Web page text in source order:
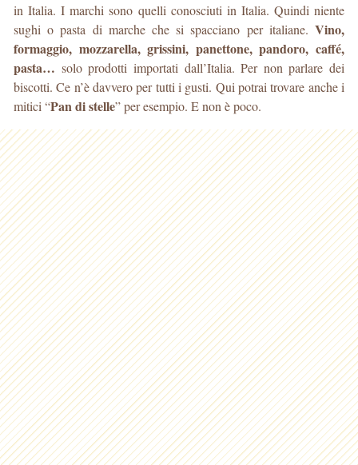
in Italia. I marchi sono quelli conosciuti in Italia. Quindi niente
sughi o pasta di marche che si spacciano per italiane. Vino,
formaggio, mozzarella, grissini, panettone, pandoro, caffé,
pasta… solo prodotti importati dall’Italia. Per non parlare dei
biscotti. Ce n’è davvero per tutti i gusti. Qui potrai trovare anche i
mitici “Pan di stelle” per esempio. E non è poco.